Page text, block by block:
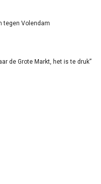
tegen Volendam
de Grote Markt, het is te druk”